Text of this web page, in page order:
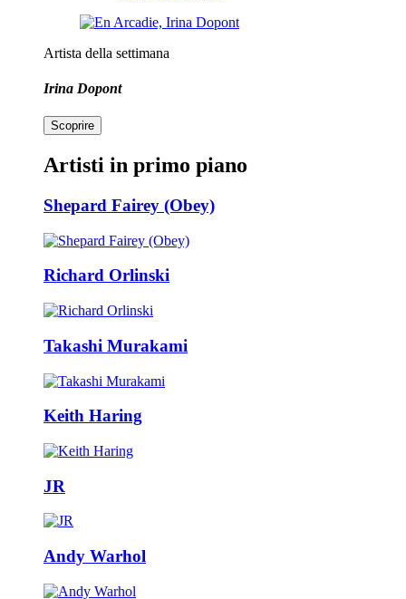
Artista della settimana
Irina Dopont
Scoprire
Artisti in primo piano
Shepard Fairey (Obey)
Richard Orlinski
Takashi Murakami
Keith Haring
JR
Andy Warhol